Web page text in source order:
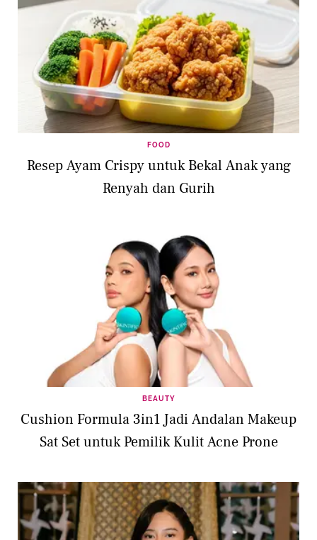
FOOD
Resep Ayam Crispy untuk Bekal Anak yang
Renyah dan Gurih
BEAUTY
Cushion Formula 3in1 Jadi Andalan Makeup
Sat Set untuk Pemilik Kulit Acne Prone